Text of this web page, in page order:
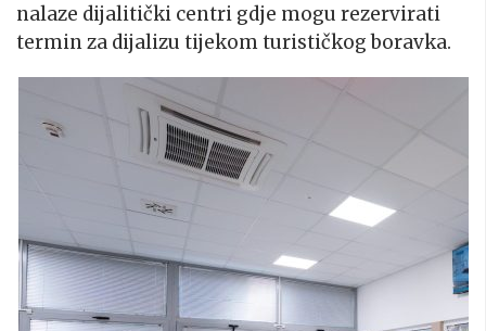
nalaze dijalitički centri gdje mogu rezervirati
termin za dijalizu tijekom turističkog boravka.